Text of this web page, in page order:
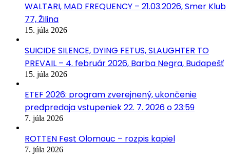
WALTARI, MAD FREQUENCY – 21.03.2026, Smer Klub
77, Žilina
15. júla 2026
SUICIDE SILENCE, DYING FETUS, SLAUGHTER TO
PREVAIL – 4. február 2026, Barba Negra, Budapešť
15. júla 2026
ETEF 2026: program zverejnený, ukončenie
predpredaja vstupeniek 22. 7. 2026 o 23:59
7. júla 2026
ROTTEN Fest Olomouc – rozpis kapiel
7. júla 2026